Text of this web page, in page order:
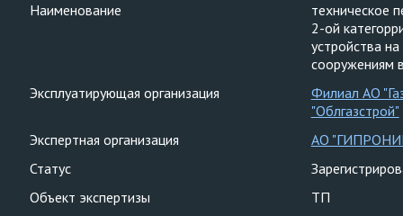
Наименование
техническое
2-ой
устройства
сооружениям
Эксплуатирующая организация
Филиал АО
"Облгазстрой"
Экспертная организация
АО
Статус
Объект экспертизы
ТП